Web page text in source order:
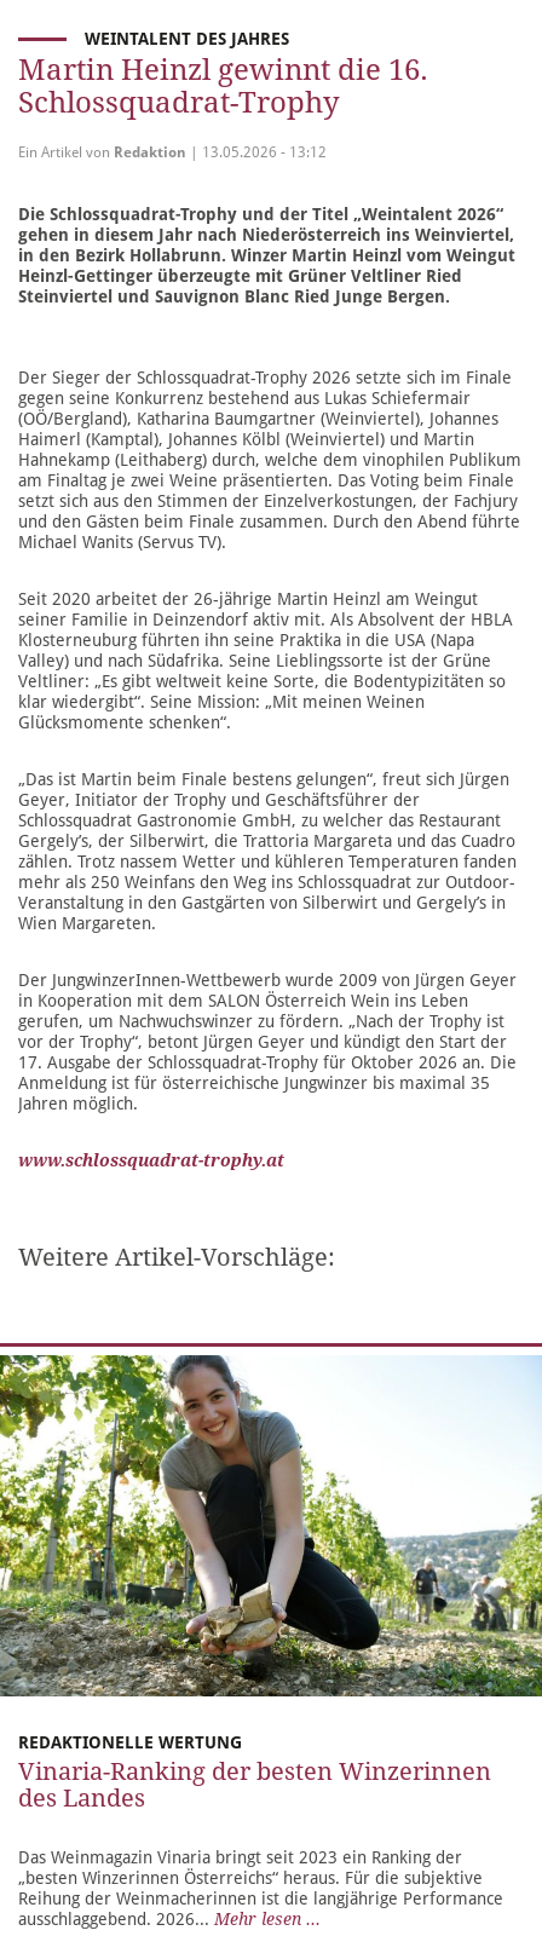
WEINTALENT DES JAHRES
Martin Heinzl gewinnt die 16.
Schlossquadrat-Trophy
Ein Artikel von Redaktion | 13.05.2026 - 13:12
Die Schlossquadrat-Trophy und der Titel „Weintalent 2026“
gehen in diesem Jahr nach Niederösterreich ins Weinviertel,
in den Bezirk Hollabrunn. Winzer Martin Heinzl vom Weingut
Heinzl-Gettinger überzeugte mit Grüner Veltliner Ried
Steinviertel und Sauvignon Blanc Ried Junge Bergen.
Der Sieger der Schlossquadrat-Trophy 2026 setzte sich im Finale
gegen seine Konkurrenz bestehend aus Lukas Schiefermair
(OÖ/Bergland), Katharina Baumgartner (Weinviertel), Johannes
Haimerl (Kamptal), Johannes Kölbl (Weinviertel) und Martin
Hahnekamp (Leithaberg) durch, welche dem vinophilen Publikum
am Finaltag je zwei Weine präsentierten. Das Voting beim Finale
setzt sich aus den Stimmen der Einzelverkostungen, der Fachjury
und den Gästen beim Finale zusammen. Durch den Abend führte
Michael Wanits (Servus TV).
Seit 2020 arbeitet der 26-jährige Martin Heinzl am Weingut
seiner Familie in Deinzendorf aktiv mit. Als Absolvent der HBLA
Klosterneuburg führten ihn seine Praktika in die USA (Napa
Valley) und nach Südafrika. Seine Lieblingssorte ist der Grüne
Veltliner: „Es gibt weltweit keine Sorte, die Bodentypizitäten so
klar wiedergibt“. Seine Mission: „Mit meinen Weinen
Glücksmomente schenken“.
„Das ist Martin beim Finale bestens gelungen“, freut sich Jürgen
Geyer, Initiator der Trophy und Geschäftsführer der
Schlossquadrat Gastronomie GmbH, zu welcher das Restaurant
Gergely’s, der Silberwirt, die Trattoria Margareta und das Cuadro
zählen. Trotz nassem Wetter und kühleren Temperaturen fanden
mehr als 250 Weinfans den Weg ins Schlossquadrat zur Outdoor-
Veranstaltung in den Gastgärten von Silberwirt und Gergely’s in
Wien Margareten.
Der JungwinzerInnen-Wettbewerb wurde 2009 von Jürgen Geyer
in Kooperation mit dem SALON Österreich Wein ins Leben
gerufen, um Nachwuchswinzer zu fördern. „Nach der Trophy ist
vor der Trophy“, betont Jürgen Geyer und kündigt den Start der
17. Ausgabe der Schlossquadrat-Trophy für Oktober 2026 an. Die
Anmeldung ist für österreichische Jungwinzer bis maximal 35
Jahren möglich.
www.schlossquadrat-trophy.at
Weitere Artikel-Vorschläge:
REDAKTIONELLE WERTUNG
Vinaria-Ranking der besten Winzerinnen
des Landes
Das Weinmagazin Vinaria bringt seit 2023 ein Ranking der
„besten Winzerinnen Österreichs“ heraus. Für die subjektive
Reihung der Weinmacherinnen ist die langjährige Performance
ausschlaggebend. 2026... Mehr lesen ...